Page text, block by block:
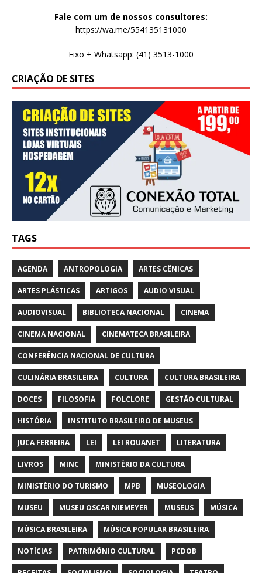
Fale com um de nossos consultores:
https://wa.me/554135131000
Fixo + Whatsapp: (41) 3513-1000
CRIAÇÃO DE SITES
TAGS
AGENDA ANTROPOLOGIA ARTES CÊNICAS
ARTES PLÁSTICAS ARTIGOS AUDIO VISUAL
AUDIOVISUAL BIBLIOTECA NACIONAL CINEMA
CINEMA NACIONAL CINEMATECA BRASILEIRA
CONFERÊNCIA NACIONAL DE CULTURA
CULINÁRIA BRASILEIRA CULTURA CULTURA BRASILEIRA
DOCES FILOSOFIA FOLCLORE GESTÃO CULTURAL
HISTÓRIA INSTITUTO BRASILEIRO DE MUSEUS
JUCA FERREIRA LEI LEI ROUANET LITERATURA
LIVROS MINC MINISTÉRIO DA CULTURA
MINISTÉRIO DO TURISMO MPB MUSEOLOGIA
MUSEU MUSEU OSCAR NIEMEYER MUSEUS MÚSICA
MÚSICA BRASILEIRA MÚSICA POPULAR BRASILEIRA
NOTÍCIAS PATRIMÔNIO CULTURAL PCDOB